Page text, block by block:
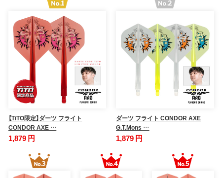
【TiTO限定】ダーツ フライト
CONDOR AXE …
1,879 円
ダーツ フライト CONDOR AXE
G.T.Mons …
1,879 円